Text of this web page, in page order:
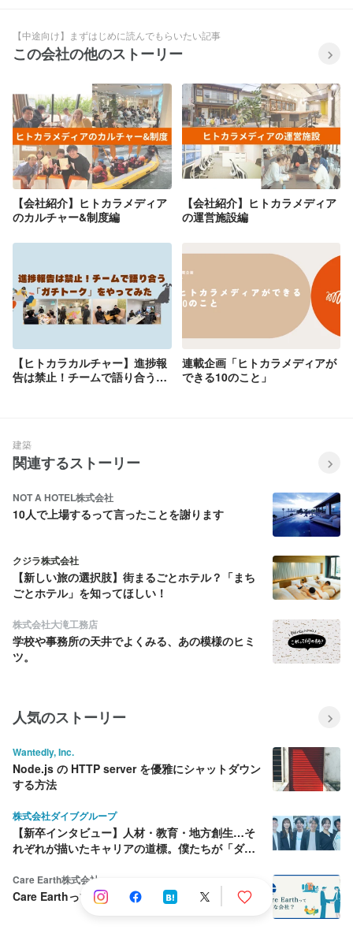
【中途向け】まずはじめに読んでもらいたい記事
この会社の他のストーリー
【会社紹介】ヒトカラメディア
のカルチャー&制度編
【会社紹介】ヒトカラメディア
の運営施設編
【ヒトカラカルチャー】進捗報
告は禁止！チームで語り合う
連載企画「ヒトカラメディアが
できる10のこと」
建築
関連するストーリー
NOT A HOTEL株式会社
10人で上場するって言ったことを謝ります
クジラ株式会社
【新しい旅の選択肢】街まるごとホテル？「まち
ごとホテル」を知ってほしい！
株式会社大滝工務店
学校や事務所の天井でよくみる、あの模様のヒミ
ツ。
人気のストーリー
Wantedly, Inc.
Node.js の HTTP server を優雅にシャットダウン
する方法
株式会社ダイブグループ
【新卒インタビュー】人材・教育・地方創生…そ
れぞれが描いたキャリアの道標。僕たちが「ダイ
Care Earth株式会社
Care Earthって何をしている会社？